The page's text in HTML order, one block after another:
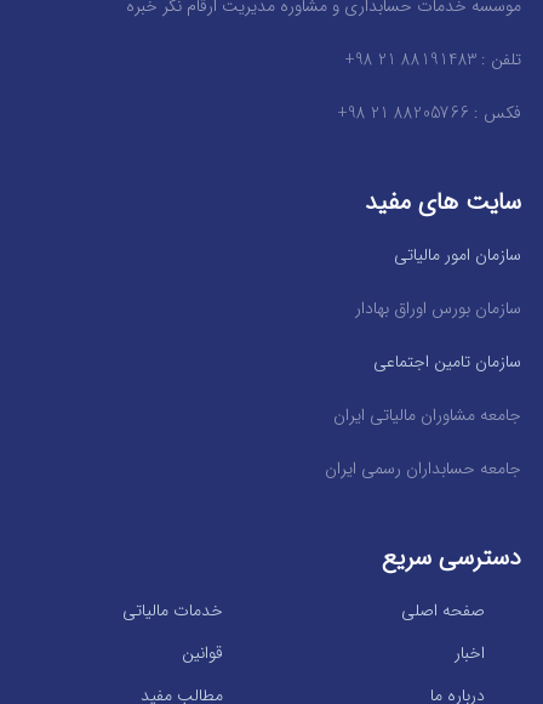
موسسه خدمات حسابداری و مشاوره مدیریت ارقام نگر خبره
تلفن : 88191483 21 98+
فکس : 88205766 21 98+
سایت های مفید
سازمان امور مالیاتی
سازمان بورس اوراق بهادار
سازمان تامین اجتماعی
جامعه مشاوران مالیاتی ایران
جامعه حسابداران رسمی ایران
دسترسی سریع
خدمات مالیاتی
صفحه اصلی
قوانین
اخبار
مطالب مفید
درباره ما